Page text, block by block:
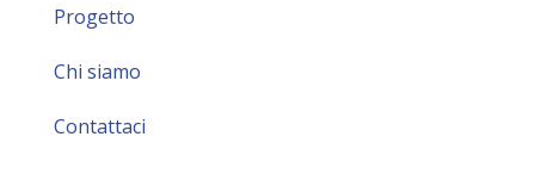
Progetto
Chi siamo
Contattaci